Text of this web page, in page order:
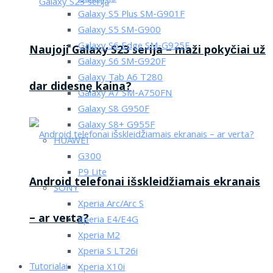
Naujoji Galaxy S23 serija – maži pokyčiai už
dar didesnę kaina?
Android telefonai išskleidžiamais ekranais
– ar verta?
Tutorialai
Galaxy S5 Plus SM-G901F
Galaxy S5 SM-G900
Galaxy S6 Edge SM-G925F
Galaxy S6 SM-G920F
Galaxy Tab A6 T280
Galaxy A7 SM-A750FN
Galaxy S8 G950F
Galaxy S8+ G955F
HUAWEI
G300
P9 Lite
SONY
Xperia Arc/Arc S
Xperia E4/E4G
Xperia M2
Xperia S LT26i
Xperia X10i